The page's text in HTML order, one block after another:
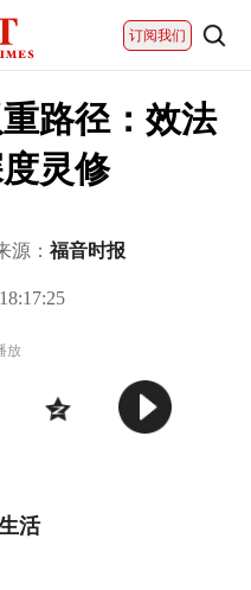
订阅我们
路径：效法
灵修
源： 福音时报
放
活